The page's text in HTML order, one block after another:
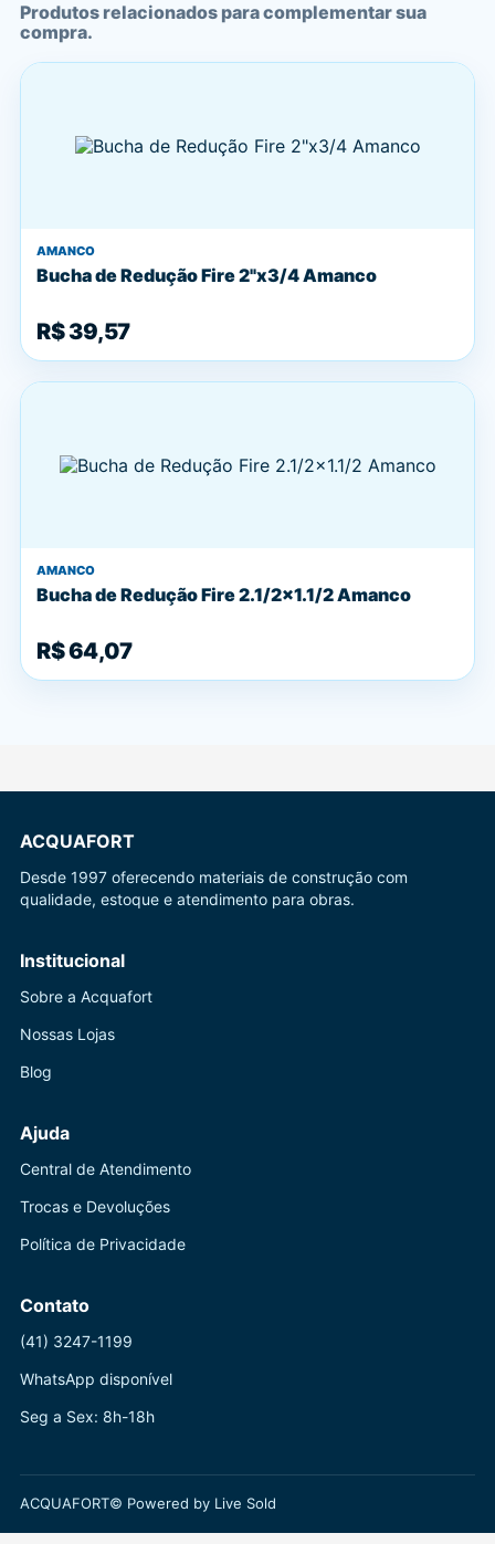
Produtos relacionados para complementar sua
compra.
AMANCO
Bucha de Redução Fire 2"x3/4 Amanco
R$ 39,57
AMANCO
Bucha de Redução Fire 2.1/2x1.1/2 Amanco
R$ 64,07
ACQUAFORT
Desde 1997 oferecendo materiais de construção com
qualidade, estoque e atendimento para obras.
Institucional
Sobre a Acquafort
Nossas Lojas
Blog
Ajuda
Central de Atendimento
Trocas e Devoluções
Política de Privacidade
Contato
(41) 3247-1199
WhatsApp disponível
Seg a Sex: 8h-18h
ACQUAFORT© Powered by Live Sold